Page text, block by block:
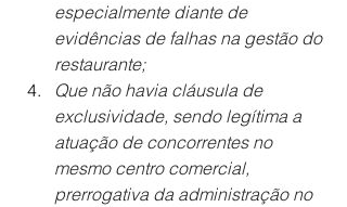
especialmente diante de
evidências de falhas na gestão do
restaurante;
Que não havia cláusula de
exclusividade, sendo legítima a
atuação de concorrentes no
mesmo centro comercial,
prerrogativa da administração no